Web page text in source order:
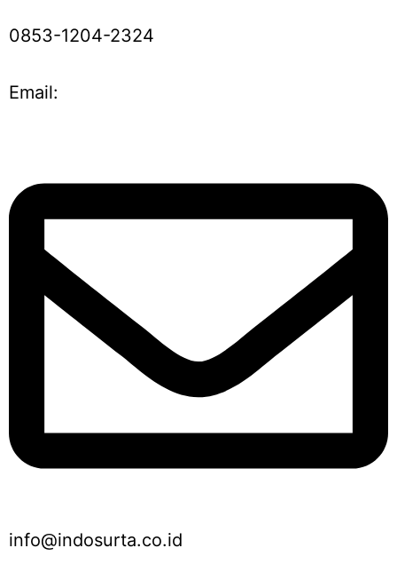
0853-1204-2324
Email:
info@indosurta.co.id